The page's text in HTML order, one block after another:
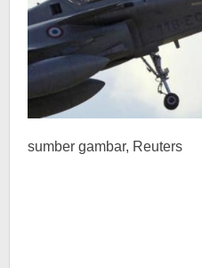
sumber gambar, Reuters